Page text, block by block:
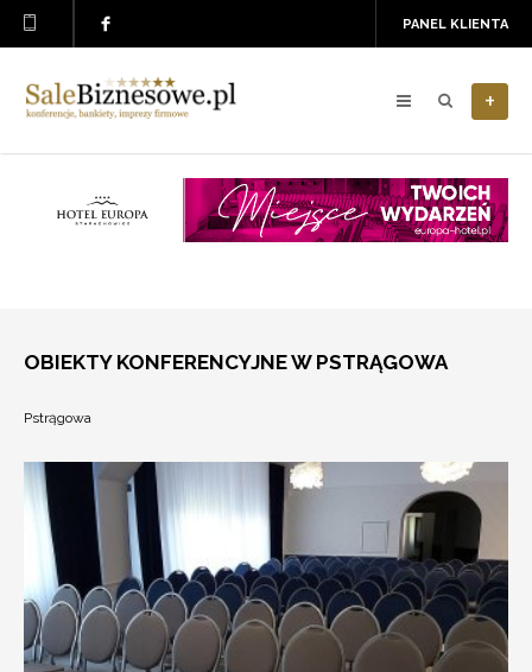
PANEL KLIENTA
+
OBIEKTY KONFERENCYJNE W PSTRĄGOWA
Pstrągowa